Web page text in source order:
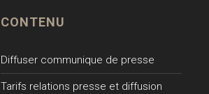
CONTENU
Diffuser communique de presse
Tarifs relations presse et diffusion